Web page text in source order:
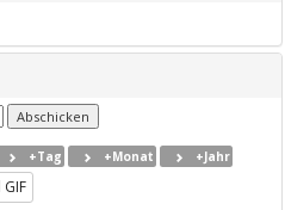
+Tag +Monat +Jahr